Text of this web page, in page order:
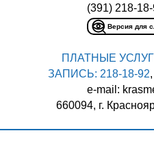
(391) 218-
Версия для
ПЛАТНЫЕ
ЗАПИСЬ: 218-18-92,
e-mail:
660094, г.